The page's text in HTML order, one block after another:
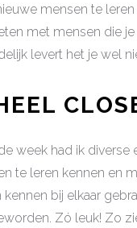
mensen te
met mensen die
levert het je wel
week had ik diverse
te leren kennen en
bij elkaar
Zó leuk! Zo